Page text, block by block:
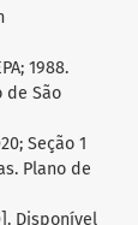
1988.
de São
Seção 1
Plano de
Disponível